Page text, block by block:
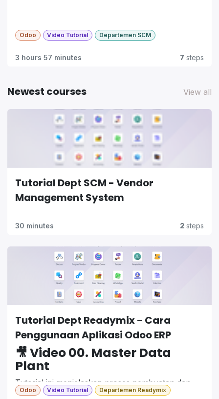
Odoo Video Tutorial Departemen SCM
3 hours 57 minutes 7 steps
View all
Newest courses
Tutorial Dept SCM - Vendor
Management System
30 minutes 2 steps
Tutorial Dept Readymix - Cara
Penggunaan Aplikasi Odoo ERP
🎥 Video 00. Master Data
Plant
Tutorial ini menjelaskan proses pembuatan dan
pengelolaanMaster Data Plantdalam sistem ERP
Odoo Video Tutorial Departemen Readymix